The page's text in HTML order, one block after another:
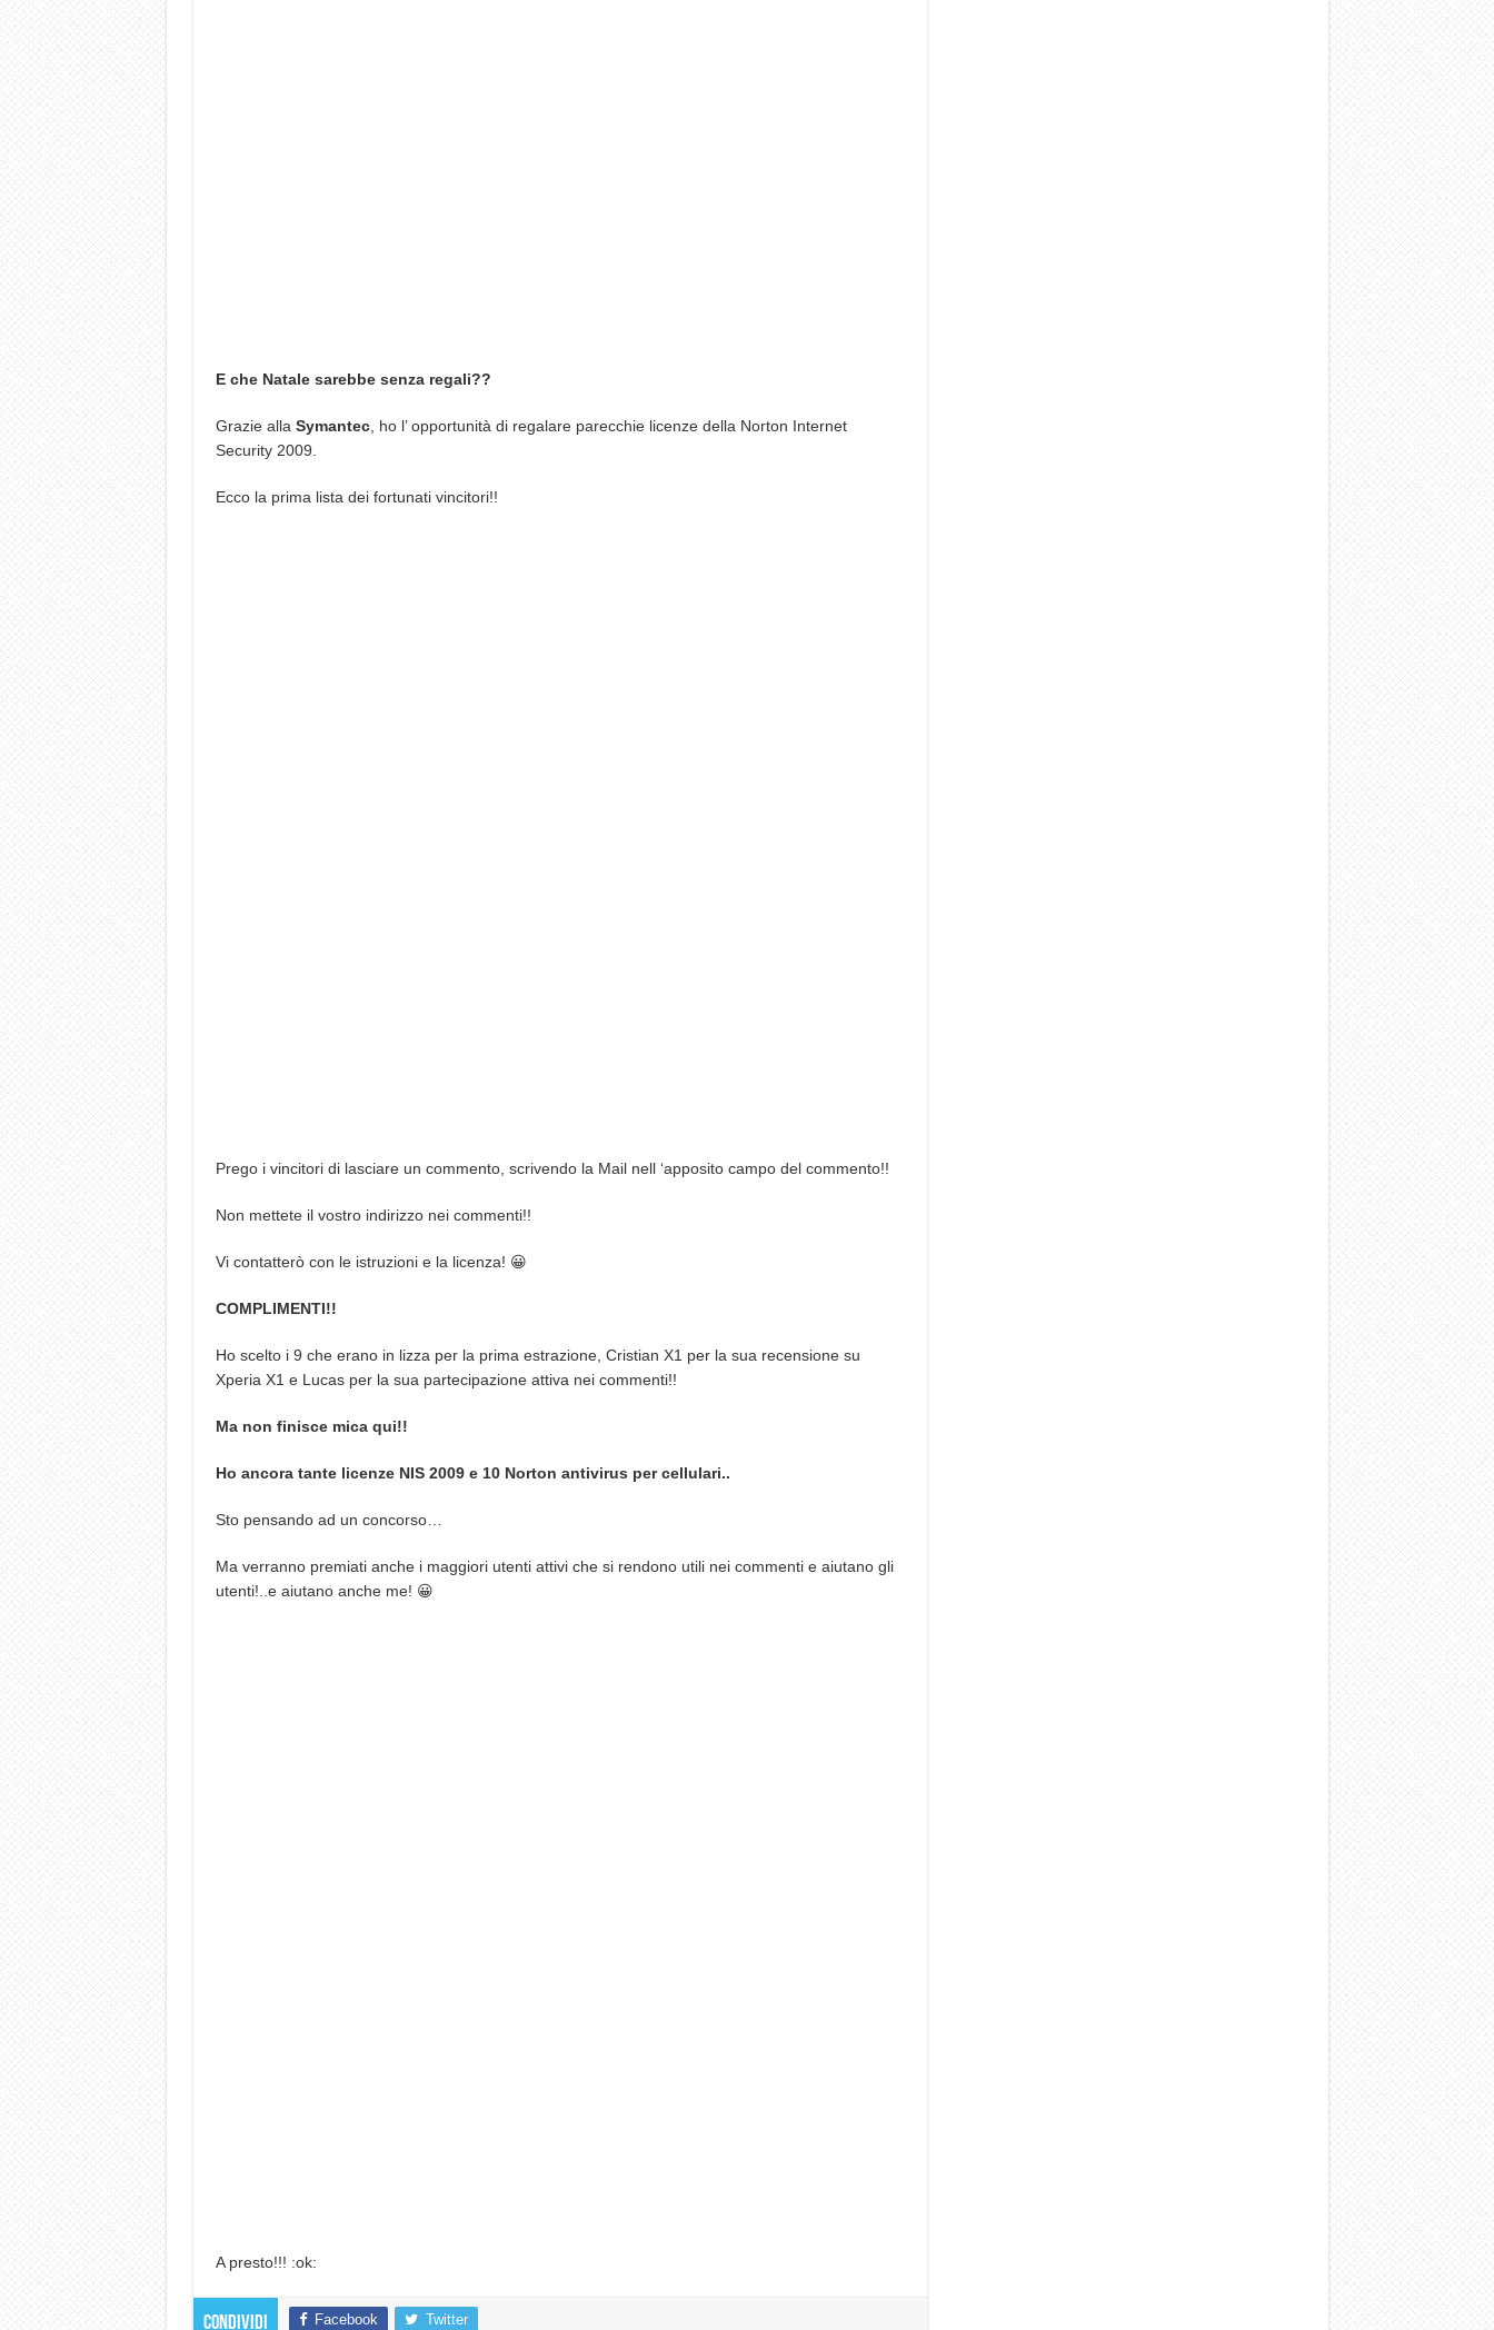
E che Natale sarebbe senza regali??
Grazie alla Symantec, ho l’ opportunità di regalare parecchie licenze della Norton Internet
Security 2009.
Ecco la prima lista dei fortunati vincitori!!
Prego i vincitori di lasciare un commento, scrivendo la Mail nell ‘apposito campo del commento!!
Non mettete il vostro indirizzo nei commenti!!
Vi contatterò con le istruzioni e la licenza! 😀
COMPLIMENTI!!
Ho scelto i 9 che erano in lizza per la prima estrazione, Cristian X1 per la sua recensione su
Xperia X1 e Lucas per la sua partecipazione attiva nei commenti!!
Ma non finisce mica qui!!
Ho ancora tante licenze NIS 2009 e 10 Norton antivirus per cellulari..
Sto pensando ad un concorso…
Ma verranno premiati anche i maggiori utenti attivi che si rendono utili nei commenti e aiutano gli
utenti!..e aiutano anche me! 😀
A presto!!! :ok:
Condividi Facebook Twitter